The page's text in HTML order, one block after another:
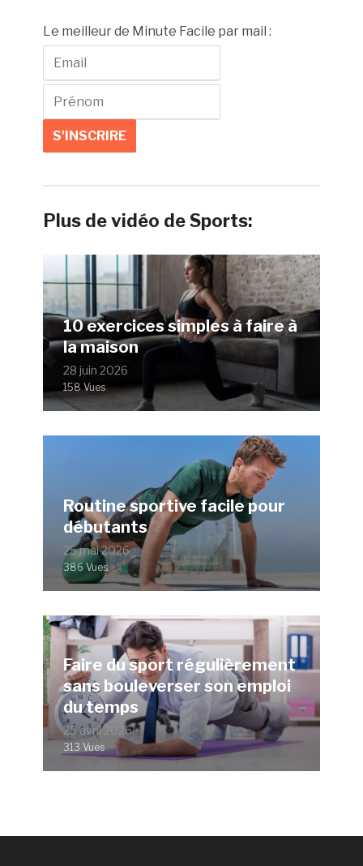
Le meilleur de Minute Facile par mail :
Plus de vidéo de Sports:
10 exercices simples à faire à
la maison
28 juin 2026
158 Vues
Routine sportive facile pour
débutants
25 mai 2026
386 Vues
Faire du sport régulièrement
sans bouleverser son emploi
du temps
25 avril 2026
313 Vues